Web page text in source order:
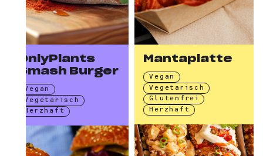
OnlyPlants
Smash Burger
Vegan
Vegetarisch
Herzhaft
Mantaplatte
Vegan
Vegetarisch
Glutenfrei
Herzhaft